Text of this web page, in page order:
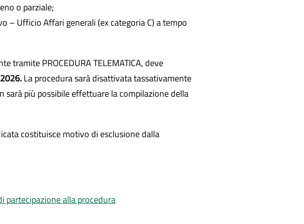
o parziale;
Ufficio Affari generali (ex categoria C) a tempo
tramite PROCEDURA TELEMATICA, deve
La procedura sarà disattivata tassativamente
più possibile effettuare la compilazione della
costituisce motivo di esclusione dalla
partecipazione alla procedura